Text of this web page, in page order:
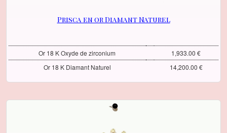
Prisca en or Diamant Naturel
Or 18 K Oxyde de zirconium
1,933.00 €
Or 18 K Diamant Naturel
14,200.00 €